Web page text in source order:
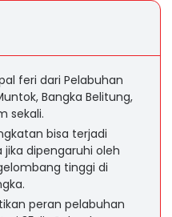
feri dari Pelabuhan
Bangka Belitung,
sekali.
bisa terjadi
dipengaruhi oleh
tinggi di
peran pelabuhan